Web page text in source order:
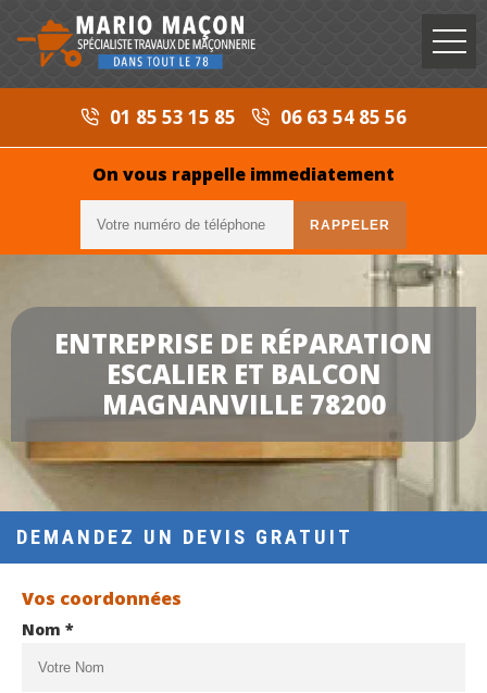
01 85 53 15 85 06 63 54 85 56
On vous rappelle immediatement
ENTREPRISE DE RÉPARATION
ESCALIER ET BALCON
MAGNANVILLE 78200
DEMANDEZ UN DEVIS GRATUIT
Vos coordonnées
Nom *